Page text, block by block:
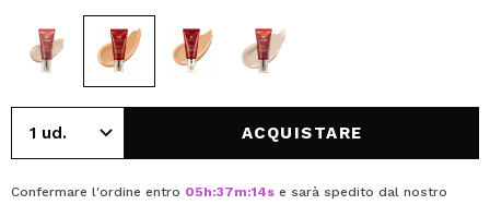
ACQUISTARE
Confermare l'ordine entro 05h:37m:14s e sarà spedito dal nostro